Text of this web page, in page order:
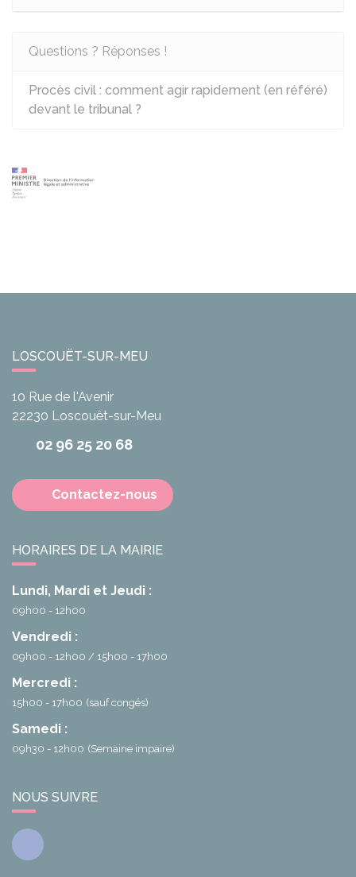
Questions ? Réponses !
Procès civil : comment agir rapidement (en référé)
devant le tribunal ?
LOSCOUËT-SUR-MEU
10 Rue de l'Avenir
22230 Loscouët-sur-Meu
02 96 25 20 68
Contactez-nous
HORAIRES DE LA MAIRIE
Lundi, Mardi et Jeudi :
09h00 - 12h00
Vendredi :
09h00 - 12h00 15h00 - 17h00
Mercredi :
15h00 - 17h00 (sauf congés)
Samedi :
09h30 - 12h00 (Semaine impaire)
NOUS SUIVRE
Facebook